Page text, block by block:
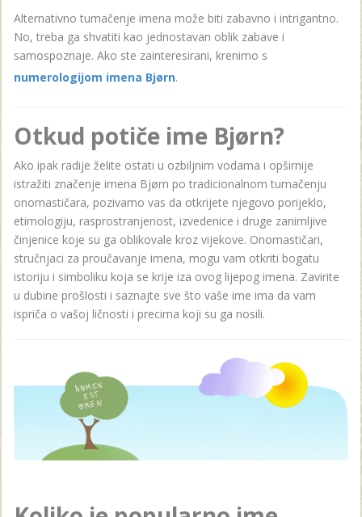
Alternativno tumačenje imena može biti zabavno i intrigantno.
No, treba ga shvatiti kao jednostavan oblik zabave i
samospoznaje. Ako ste zainteresirani, krenimo s
numerologijom imena Bjørn.
Otkud potiče ime Bjørn?
Ako ipak radije želite ostati u ozbiljnim vodama i opširnije
istražiti značenje imena Bjørn po tradicionalnom tumačenju
onomastičara, pozivamo vas da otkrijete njegovo porijeklo,
etimologiju, rasprostranjenost, izvedenice i druge zanimljive
činjenice koje su ga oblikovale kroz vijekove. Onomastičari,
stručnjaci za proučavanje imena, mogu vam otkriti bogatu
istoriju i simboliku koja se krije iza ovog lijepog imena. Zavirite
u dubine prošlosti i saznajte sve što vaše ime ima da vam
ispriča o vašoj ličnosti i precima koji su ga nosili.